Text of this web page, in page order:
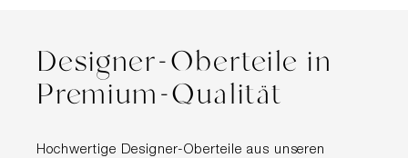
Designer-Oberteile in
Premium-Qualität
Hochwertige Designer-Oberteile aus unseren